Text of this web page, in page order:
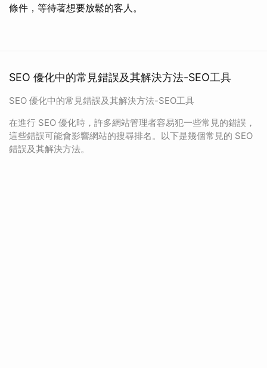
條件，等待著想要放鬆的客人。
SEO 優化中的常見錯誤及其解決方法-SEO工具
SEO 優化中的常見錯誤及其解決方法-SEO工具
在進行 SEO 優化時，許多網站管理者容易犯一些常見的錯誤，
這些錯誤可能會影響網站的搜尋排名。以下是幾個常見的 SEO
錯誤及其解決方法。